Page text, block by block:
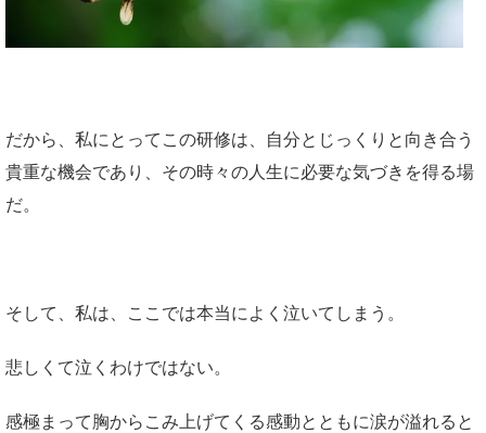
だから、私にとってこの研修は、自分とじっくりと向き合う
貴重な機会であり、その時々の人生に必要な気づきを得る場
だ。
そして、私は、ここでは本当によく泣いてしまう。
悲しくて泣くわけではない。
感極まって胸からこみ上げてくる感動とともに涙が溢れると